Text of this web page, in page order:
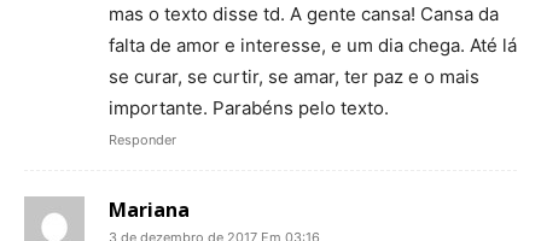
mas o texto disse td. A gente cansa! Cansa da
falta de amor e interesse, e um dia chega. Até lá
se curar, se curtir, se amar, ter paz e o mais
importante. Parabéns pelo texto.
Responder
Mariana
3 de dezembro de 2017 Em 03:16